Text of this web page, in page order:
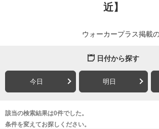
近】
ウォーカープラス掲載
日付から探す
今日 明日
該当の検索結果は0件でした。
条件を変えてお探しください。